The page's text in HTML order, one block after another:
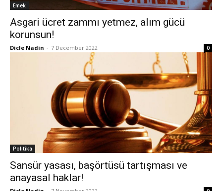
Emek
Asgari ücret zammı yetmez, alım gücü
korunsun!
Dicle Nadin - 7 December 2022 0
Politika
Sansür yasası, başörtüsü tartışması ve
anayasal haklar!